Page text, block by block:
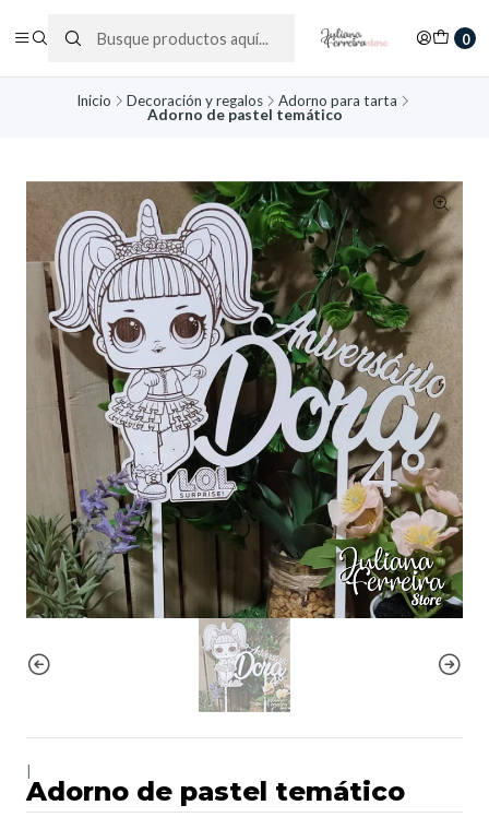
0
Inicio Decoración y regalos
Adorno para tarta
Adorno de pastel temático
Adorno de pastel temático